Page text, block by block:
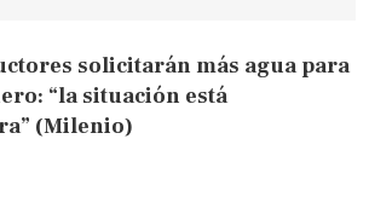
solicitarán más agua para
“la situación está
(Milenio)